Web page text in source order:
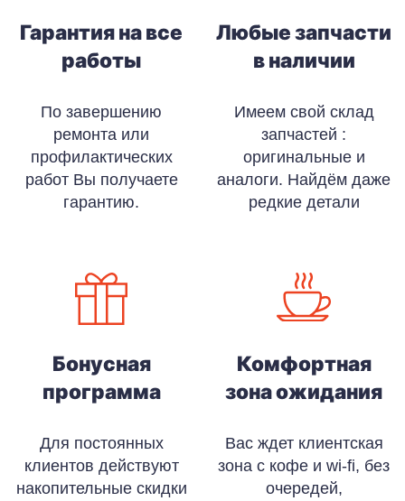
Гарантия на все
работы
По завершению
ремонта или
профилактических
работ Вы получаете
гарантию.
Бонусная
программа
Для постоянных
клиентов действуют
накопительные скидки
Любые запчасти
в наличии
Имеем свой склад
запчастей :
оригинальные и
аналоги. Найдём даже
редкие детали
Комфортная
зона ожидания
Вас ждет клиентская
зона с кофе и wi-fi, без
очередей,